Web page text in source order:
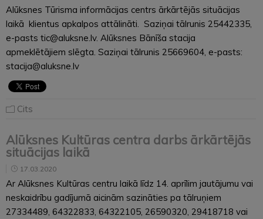
Alūksnes Tūrisma informācijas centrs ārkārtējās situācijas
laikā klientus apkalpos attālināti. Saziņai tālrunis 25442335,
e-pasts tic@aluksne.lv. Alūksnes Bānīša stacija
apmeklētājiem slēgta. Saziņai tālrunis 25669604, e-pasts:
stacija@aluksne.lv
Cits
Alūksnes Kultūras centra darbs ārkārtējās
situācijas laikā
17.03.2020
Ar Alūksnes Kultūras centru laikā līdz 14. aprīlim jautājumu vai
neskaidrību gadījumā aicinām sazināties pa tālruņiem
27334489, 64322833, 64322105, 26590320, 29418718 vai